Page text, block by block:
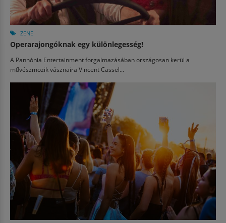
ZENE
Operarajongóknak egy különlegesség!
A Pannónia Entertainment forgalmazásában országosan kerül a
művészmozik vásznaira Vincent Cassel...